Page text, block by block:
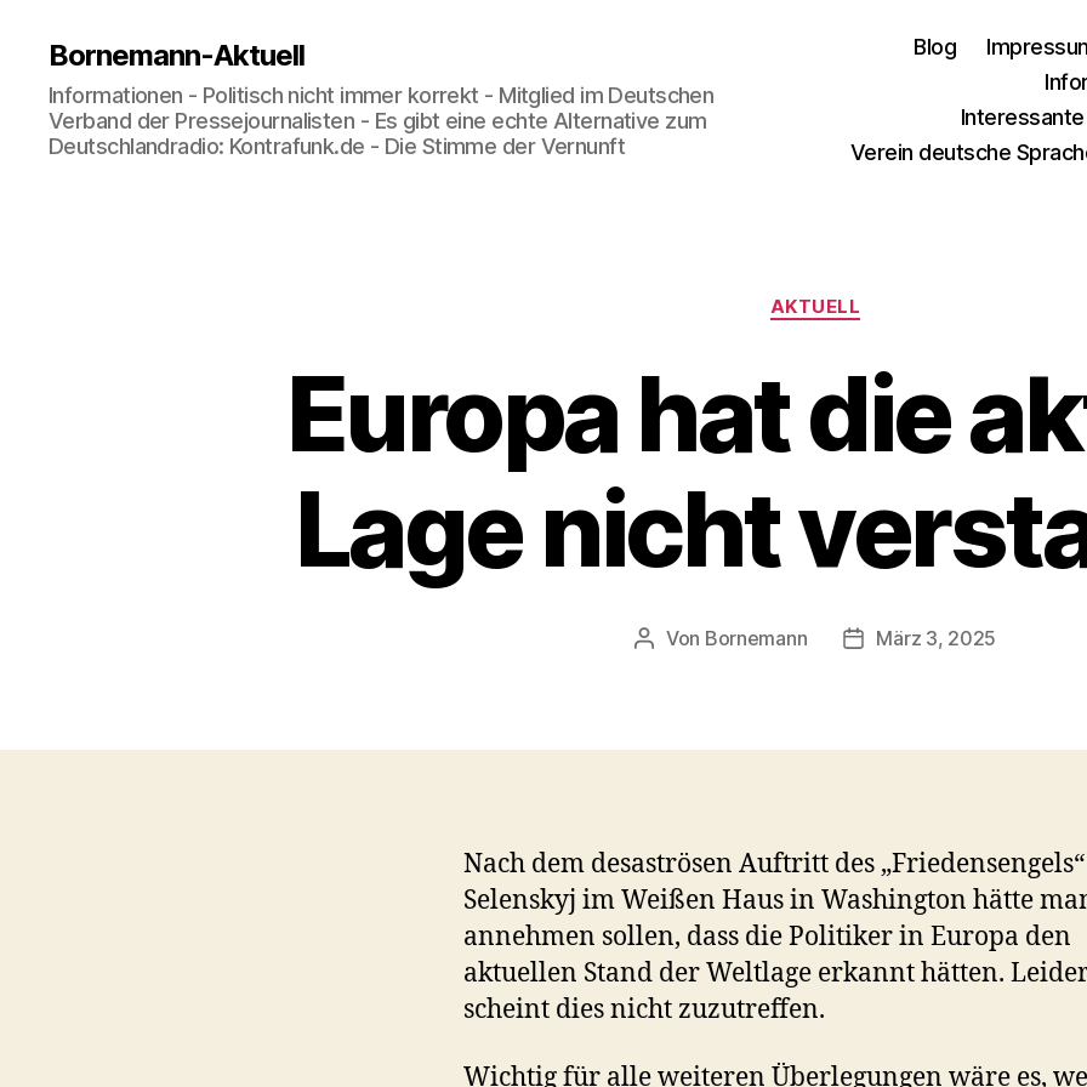
Bornemann-Aktuell
Informationen - Politisch nicht immer korrekt - Mitglied im Deutschen
Verband der Pressejournalisten - Es gibt eine echte Alternative zum
Deutschlandradio: Kontrafunk.de - Die Stimme der Vernunft
Blog
Verein deutsche
Kategorien
AKTUELL
Europa hat die
Lage nicht
Beitragsautor
Von Bornemann Veröffentlichungsdatum
März 3, 2025
Nach dem desaströsen Auftritt des „Friedensengels“
Selenskyj im Weißen Haus in Washington hätte
annehmen sollen, dass die Politiker in Europa den
aktuellen Stand der Weltlage erkannt hätten.
scheint dies nicht zuzutreffen.
Wichtig für alle weiteren Überlegungen wäre es,